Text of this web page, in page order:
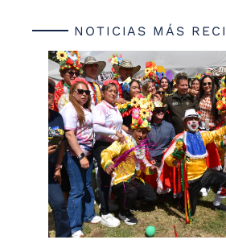
NOTICIAS MÁS